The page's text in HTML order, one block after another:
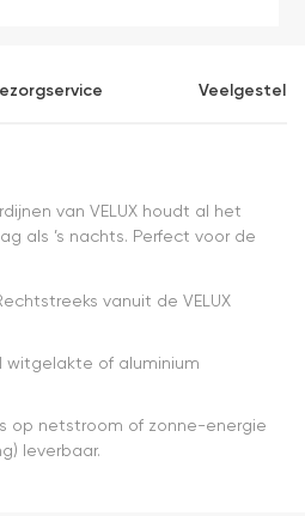
eens snel
over dag
en tijdstip
nagekomen.
een
dakraam
van VELUX houdt al het
als ’s nachts. Perfect voor de
vanuit de VELUX
witgelakte of aluminium
op netstroom of zonne-energie
leverbaar.